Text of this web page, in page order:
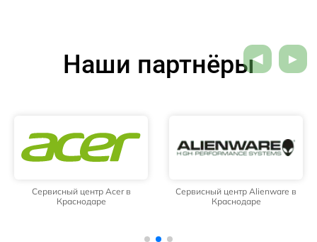
Наши партнёры
Сервисный центр Acer в
Краснодаре
Сервисный центр Alienware в
Краснодаре